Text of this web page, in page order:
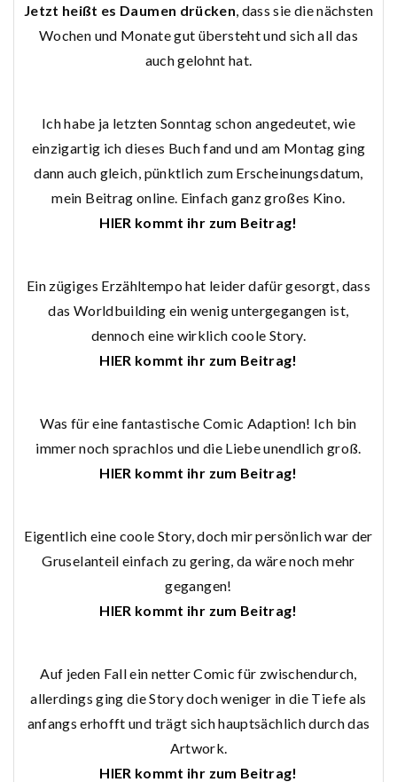
Jetzt heißt es Daumen drücken , dass sie die nächsten
Wochen und Monate gut übersteht und sich all das
auch gelohnt hat.
Ich habe ja letzten Sonntag schon angedeutet, wie
einzigartig ich dieses Buch fand und am Montag ging
dann auch gleich, pünktlich zum Erscheinungsdatum,
mein Beitrag online. Einfach ganz großes Kino.
HIER kommt ihr zum Beitrag!
Ein zügiges Erzähltempo hat leider dafür gesorgt, dass
das Worldbuilding ein wenig untergegangen ist,
dennoch eine wirklich coole Story.
HIER kommt ihr zum Beitrag!
Was für eine fantastische Comic Adaption! Ich bin
immer noch sprachlos und die Liebe unendlich groß.
HIER kommt ihr zum Beitrag!
Eigentlich eine coole Story, doch mir persönlich war der
Gruselanteil einfach zu gering, da wäre noch mehr
gegangen!
HIER kommt ihr zum Beitrag!
Auf jeden Fall ein netter Comic für zwischendurch,
allerdings ging die Story doch weniger in die Tiefe als
anfangs erhofft und trägt sich hauptsächlich durch das
Artwork.
HIER kommt ihr zum Beitrag!